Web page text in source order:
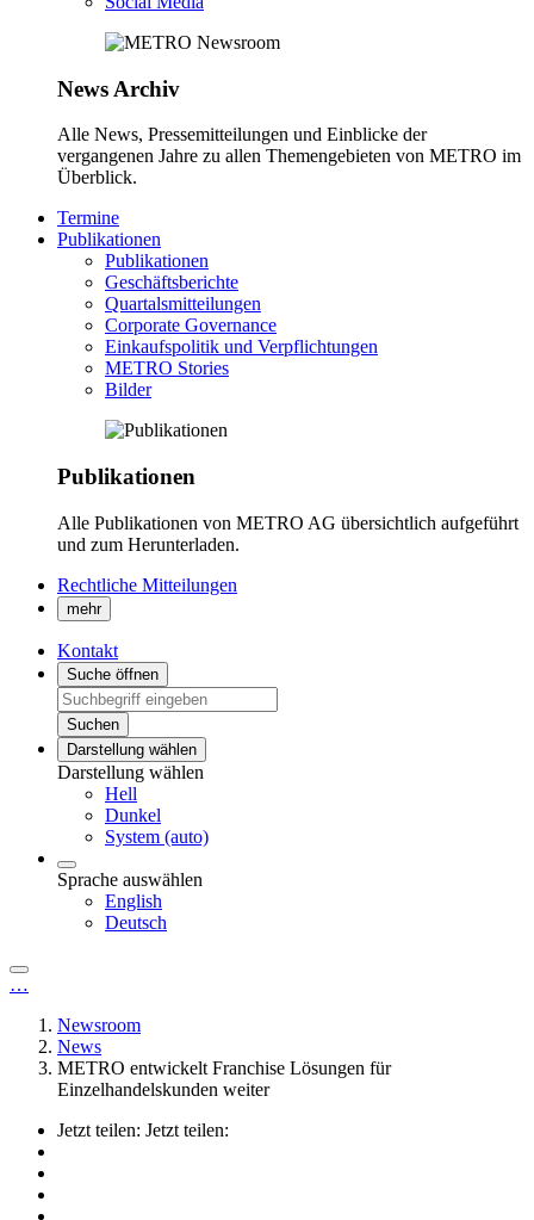
News Archiv
Alle News, Pressemitteilungen und Einblicke der
vergangenen Jahre zu allen Themengebieten von METRO im
Überblick.
Termine
Publikationen
Publikationen
Geschäftsberichte
Quartalsmitteilungen
Corporate Governance
Einkaufspolitik und Verpflichtungen
METRO Stories
Bilder
Publikationen
Alle Publikationen von METRO AG übersichtlich aufgeführt
und zum Herunterladen.
Rechtliche Mitteilungen
mehr
Kontakt
Suche öffnen
Suchen
Darstellung wählen
Darstellung wählen
Hell
Dunkel
System (auto)
Sprache auswählen
English
Deutsch
…
Newsroom
News
METRO entwickelt Franchise Lösungen für
Einzelhandelskunden weiter
Jetzt teilen: Jetzt teilen: